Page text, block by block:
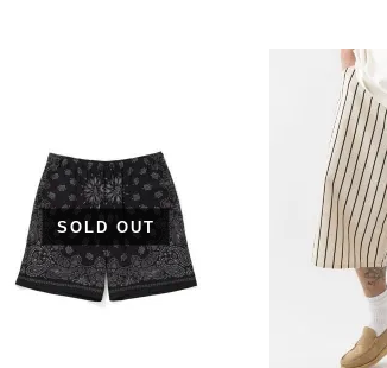
SOLD OUT